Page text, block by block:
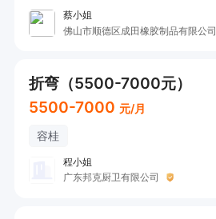
蔡小姐
佛山市顺德区成田橡胶制品有限公司
折弯（5500-7000元）
5500-7000 元/月
容桂
程小姐
广东邦克厨卫有限公司